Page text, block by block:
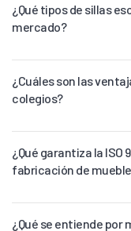
¿Qué tipos de sillas
mercado?
¿Cuáles son las
colegios?
¿Qué garantiza la ISO
fabricación de
¿Qué se entiende por